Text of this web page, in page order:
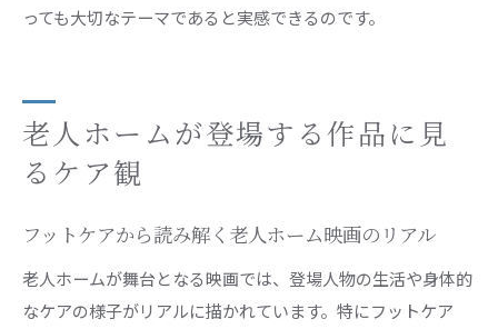
っても大切なテーマであると実感できるのです。
老人ホームが登場する作品に見
るケア観
フットケアから読み解く老人ホーム映画のリアル
老人ホームが舞台となる映画では、登場人物の生活や身体的
なケアの様子がリアルに描かれています。特にフットケア